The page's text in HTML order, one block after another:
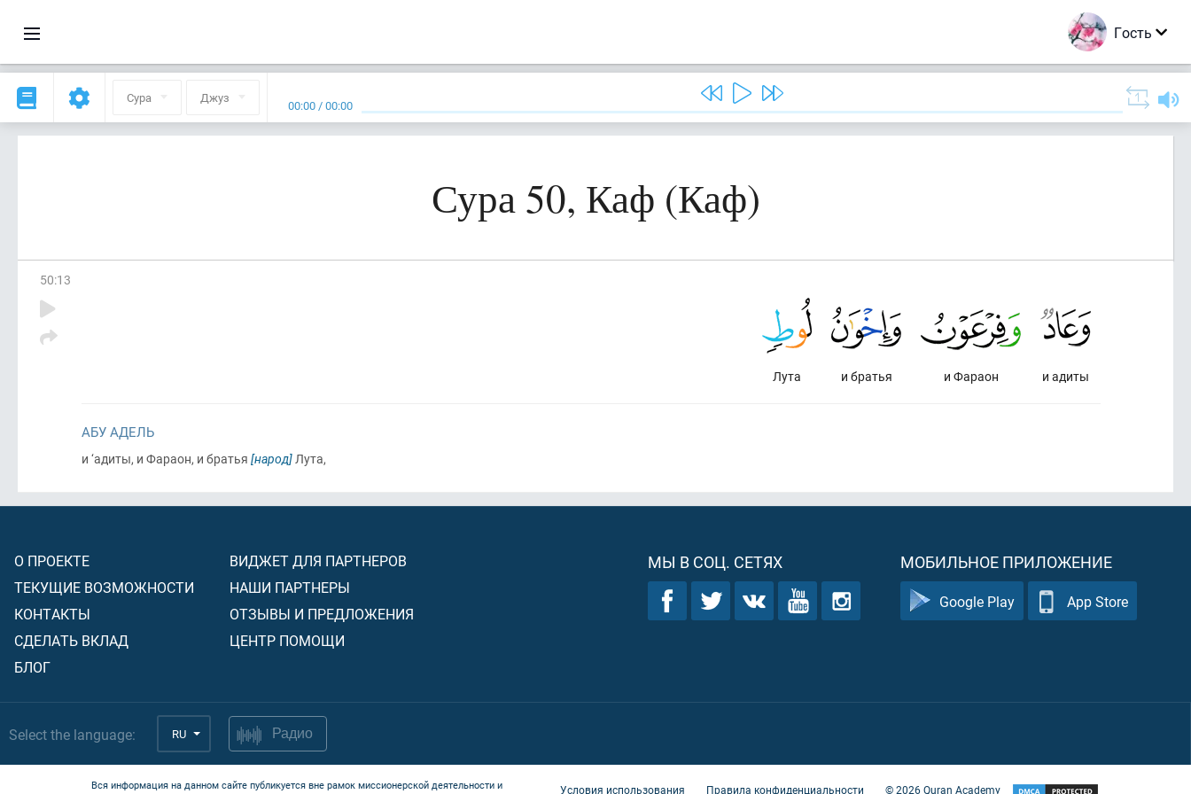
Гость
Сура Джуз 00:00 /00:00
Сура 50, Каф (Каф)
50:13
и адиты
и Фараон
и братья
Лута
АБУ АДЕЛЬ
и ‘адиты, и Фараон, и братья [народ]Лута,
О ПРОЕКТЕ
ТЕКУЩИЕ ВОЗМОЖНОСТИ
КОНТАКТЫ
СДЕЛАТЬ ВКЛАД
БЛОГ
ВИДЖЕТ ДЛЯ ПАРТНЕРОВ
НАШИ ПАРТНЕРЫ
ОТЗЫВЫ И ПРЕДЛОЖЕНИЯ
ЦЕНТР ПОМОЩИ
МЫ В СОЦ. СЕТЯХ МОБИЛЬНОЕ ПРИЛОЖЕНИЕ
Google Play App Store
Select the language: RU Радио
Вся информация на данном сайте публикуется вне рамок миссионерской деятельности и
Условия использования Правила конфиденциальности ©2026Quran Academy